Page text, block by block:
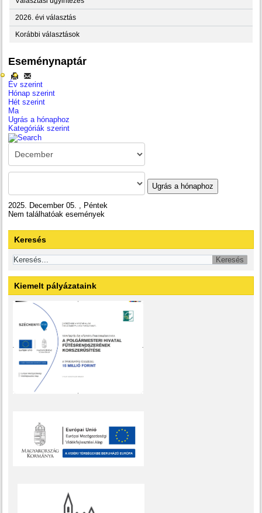
2026. évi választás
Korábbi választások
Eseménynaptár
Év szerint
Hónap szerint
Hét szerint
Ma
Ugrás a hónaphoz
Kategóriák szerint
Ugrás a hónaphoz
2025. December 05. , Péntek
Nem találhatóak események
Keresés
Kiemelt pályázataink